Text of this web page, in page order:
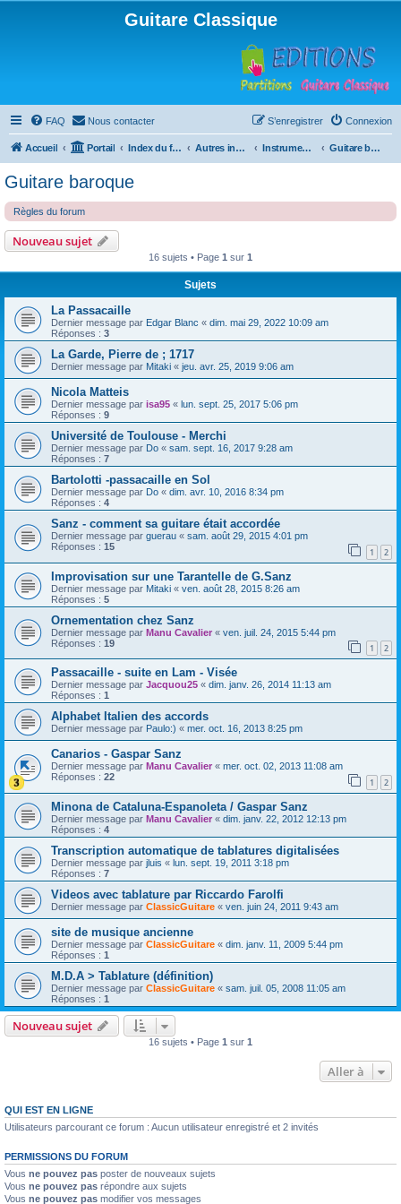
Guitare Classique
FAQ Nous contacter Connexion
S’enregistrer
Accueil Portail Index du forum Autres instruments à cordes pincées, ou styles Instruments anciens Guitare baroque
Guitare baroque
Règles du forum
Nouveau sujet
16 sujets • Page 1 sur 1
Sujets
La Passacaille
Dernier message par Edgar Blanc « dim. mai 29, 2022 10:09 am
Réponses : 3
La Garde, Pierre de ; 1717
Dernier message par Mitaki « jeu. avr. 25, 2019 9:06 am
Nicola Matteis
Dernier message par isa95 « lun. sept. 25, 2017 5:06 pm
Réponses : 9
Université de Toulouse - Merchi
Dernier message par Do « sam. sept. 16, 2017 9:28 am
Réponses : 7
Bartolotti -passacaille en Sol
Dernier message par Do « dim. avr. 10, 2016 8:34 pm
Réponses : 4
Sanz - comment sa guitare était accordée
Dernier message par guerau « sam. août 29, 2015 4:01 pm
Réponses : 15 1 2
Improvisation sur une Tarantelle de G.Sanz
Dernier message par Mitaki « ven. août 28, 2015 8:26 am
Réponses : 5
Ornementation chez Sanz
Dernier message par Manu Cavalier « ven. juil. 24, 2015 5:44 pm
Réponses : 19 1 2
Passacaille - suite en Lam - Visée
Dernier message par Jacquou25 « dim. janv. 26, 2014 11:13 am
Réponses : 1
Alphabet Italien des accords
Dernier message par Paulo:) « mer. oct. 16, 2013 8:25 pm
Canarios - Gaspar Sanz
Dernier message par Manu Cavalier « mer. oct. 02, 2013 11:08 am
Réponses : 22 1 2
Minona de Cataluna-Espanoleta / Gaspar Sanz
Dernier message par Manu Cavalier « dim. janv. 22, 2012 12:13 pm
Réponses : 4
Transcription automatique de tablatures digitalisées
Dernier message par jluis « lun. sept. 19, 2011 3:18 pm
Réponses : 7
Videos avec tablature par Riccardo Farolfi
Dernier message par ClassicGuitare « ven. juin 24, 2011 9:43 am
site de musique ancienne
Dernier message par ClassicGuitare « dim. janv. 11, 2009 5:44 pm
Réponses : 1
M.D.A > Tablature (définition)
Dernier message par ClassicGuitare « sam. juil. 05, 2008 11:05 am
Réponses : 1
Nouveau sujet
16 sujets • Page 1 sur 1
Aller à
QUI EST EN LIGNE
Utilisateurs parcourant ce forum : Aucun utilisateur enregistré et 2 invités
PERMISSIONS DU FORUM
Vous ne pouvez pas poster de nouveaux sujets
Vous ne pouvez pas répondre aux sujets
Vous ne pouvez pas modifier vos messages